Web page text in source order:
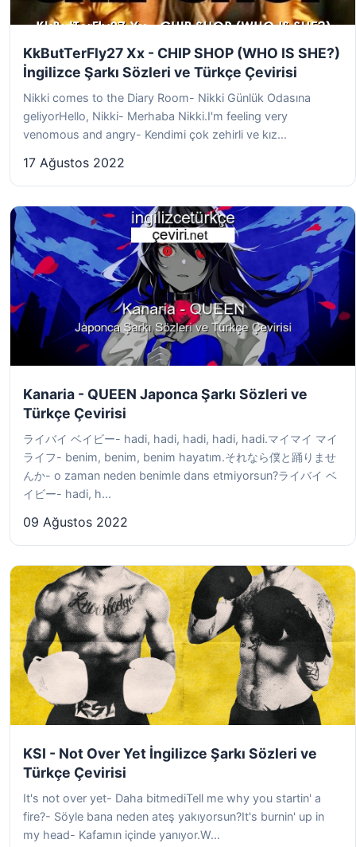
KkButTerFly27 Xx - CHIP SHOP (WHO IS SHE?)
İngilizce Şarkı Sözleri ve Türkçe Çevirisi
Nikki comes to the Diary Room- Nikki Günlük Odasına
geliyorHello, Nikki- Merhaba Nikki.I'm feeling very
venomous and angry- Kendimi çok zehirli ve kız...
17 Ağustos 2022
Kanaria - QUEEN Japonca Şarkı Sözleri ve
Türkçe Çevirisi
ライバイ ベイビー- hadi, hadi, hadi, hadi, hadi.マイマイ マイ
ライフ- benim, benim, benim hayatım.それなら僕と踊りませ
んか- o zaman neden benimle dans etmiyorsun?ライバイ ベ
イビー- hadi, h...
09 Ağustos 2022
KSI - Not Over Yet İngilizce Şarkı Sözleri ve
Türkçe Çevirisi
It's not over yet- Daha bitmediTell me why you startin' a
fire?- Söyle bana neden ateş yakıyorsun?It's burnin' up in
my head- Kafamın içinde yanıyor.W...